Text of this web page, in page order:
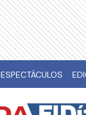
ESPECTÁCULOS